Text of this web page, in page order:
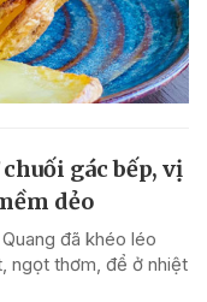
gác bếp, vị
dẻo
đã khéo léo
ngọt thơm, để ở nhiệt